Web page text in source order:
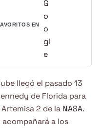
EN
llegó el pasado 13
de Florida para
2 de la NASA.
a los